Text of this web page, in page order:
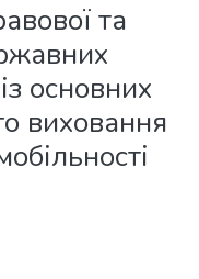
та
основних
виховання